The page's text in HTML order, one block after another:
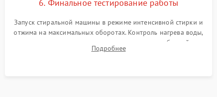
6. Финальное тестирование работы
Запуск стиральной машины в режиме интенсивной стирки и
отжима на максимальных оборотах. Контроль нагрева воды,
корректности слива, отсутствия излишних вибраций,
посторонних стуков и протечек под корпусом.
Подробнее